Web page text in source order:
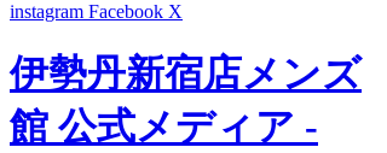
instagram Facebook X
伊勢丹新宿店メンズ
館 公式メディア -